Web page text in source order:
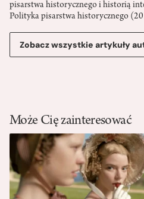
pisarstwa historycznego i historią
Polityka pisarstwa historycznego
Zobacz wszystkie artykuły
Może Cię zainteresować